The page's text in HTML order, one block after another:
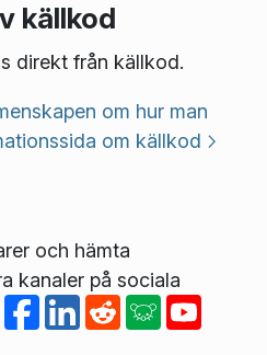
källkod
direkt från källkod.
om hur man
om källkod
och hämta
kanaler på sociala